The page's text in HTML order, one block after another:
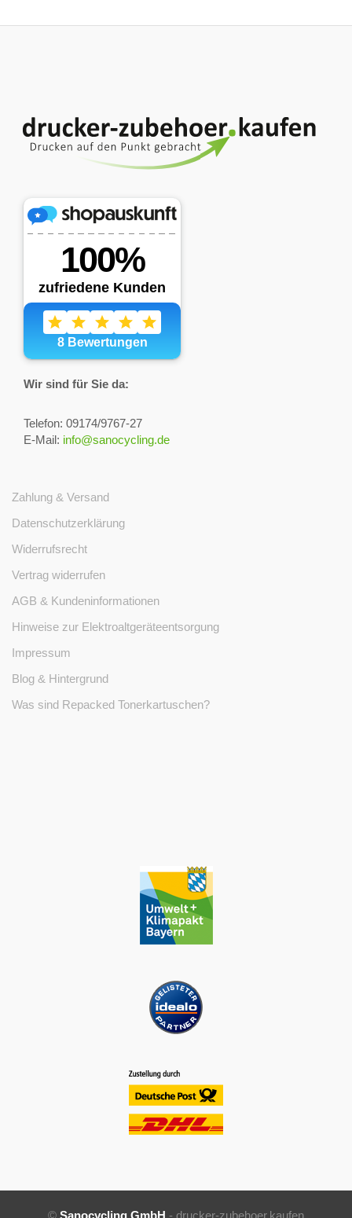
Wir sind für Sie da:
Telefon: 09174/9767-27
E-Mail: info@sanocycling.de
Zahlung & Versand
Datenschutzerklärung
Widerrufsrecht
Vertrag widerrufen
AGB & Kundeninformationen
Hinweise zur Elektroaltgeräteentsorgung
Impressum
Blog & Hintergrund
Was sind Repacked Tonerkartuschen?
© Sanocycling GmbH - drucker-zubehoer.kaufen